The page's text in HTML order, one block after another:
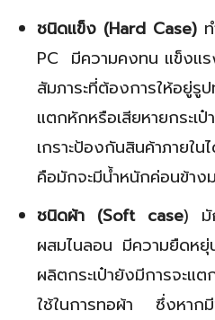
ชนิดแข็ง (Hard Case)
PC มีความคงทน แข็งแร
สัมภาระที่ต้องการให้
แตกหักหรือเสียหายกระเ
เกราะป้องกันสินค้าภายใ
คือมักจะมีน้ำหนักค่อนข้าง
ชนิดผ้า (Soft case) มั
ผสมไนลอน มีความยืดหยุ่
ผลิตกระเป๋ายังมีการจะแ
ใช้ในการทอผ้า ซึ่งหาก